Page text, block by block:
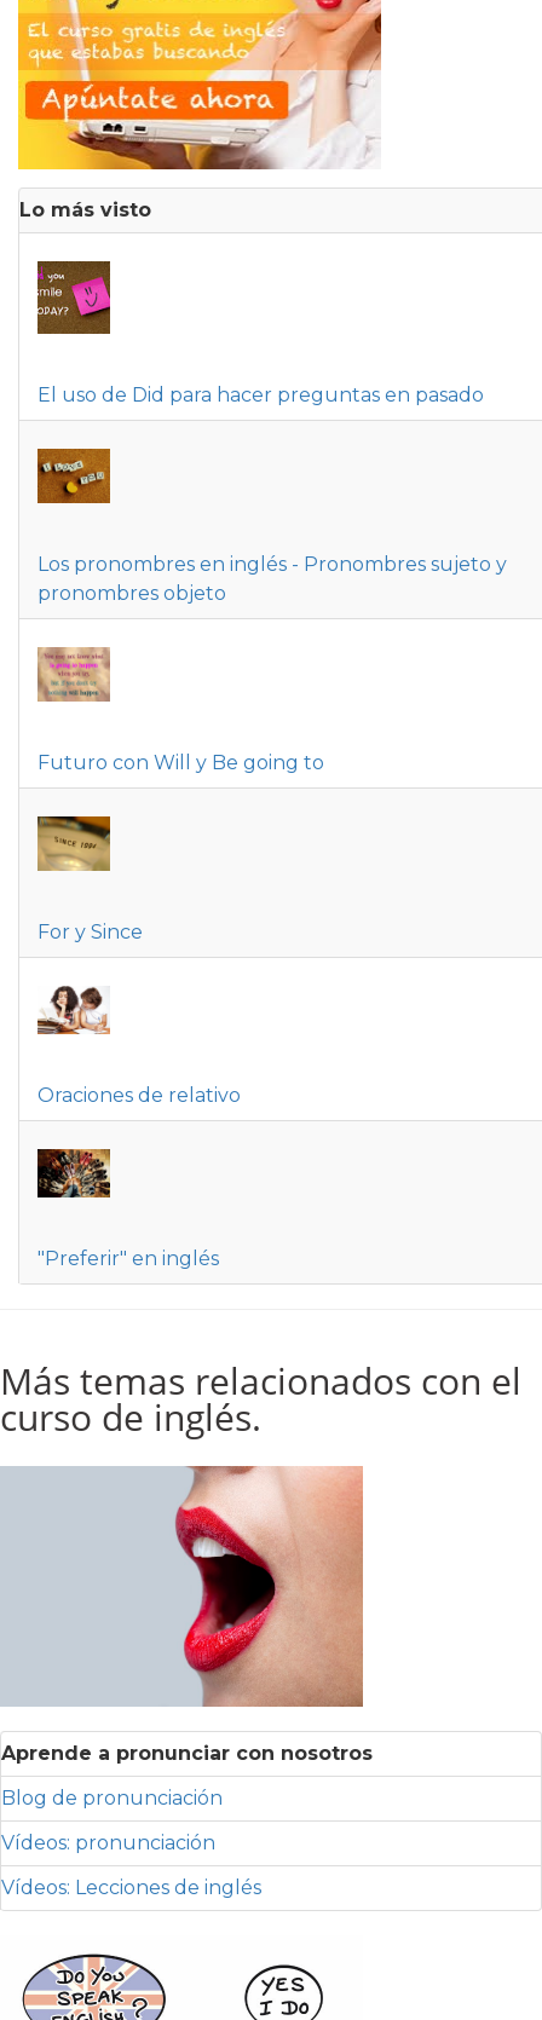
Lo más visto
El uso de Did para hacer preguntas en pasado
Los pronombres en inglés - Pronombres sujeto y
pronombres objeto
Futuro con Will y Be going to
For y Since
Oraciones de relativo
"Preferir" en inglés
Más temas relacionados con el
curso de inglés.
Aprende a pronunciar con nosotros
Blog de pronunciación
Vídeos: pronunciación
Vídeos: Lecciones de inglés